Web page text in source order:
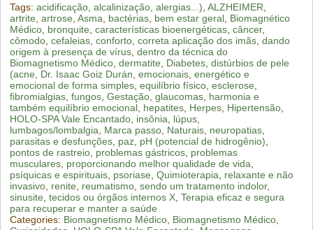
Tags: acidificação, alcalinização, alergias...) ALZHEIMER
artrite artrose Asma bactérias, bem estar geral, Biomagnético
Médico, bronquite características bioenergéticas, câncer,
cômodo, cefaleias, conforto, correta aplicação dos imãs, dando
origem à presença de vírus, dentro da técnica do
Biomagnetismo Médico, dermatite Diabetes, distúrbios de pele
(acne
Dr. Isaac Goiz Durán emocionais, energético e
emocional de forma simples, equilíbrio físico, esclerose
fibromialgias, fungos, Gestação, glaucomas, harmonia e
também equilíbrio emocional, hepatites, Herpes, Hipertensão,
HOLO-SPA Vale Encantado, insônia lúpus,
lumbagos/lombalgia
Marca passo, Naturais, neuropatias,
parasitas e desfunções, paz, pH (potencial de hidrogênio)
pontos de rastreio, problemas gástricos, problemas
musculares, proporcionando melhor qualidade de vida
psíquicas e espirituais, psoriase Quimioterapia
relaxante e não
invasivo, renite reumatismo, sendo um tratamento indolor,
sinusite tecidos ou órgãos internos X, Terapia eficaz e segura
para recuperar e manter a saúde
Categories: Biomagnetismo Médico, Biomagnetismo Médico,